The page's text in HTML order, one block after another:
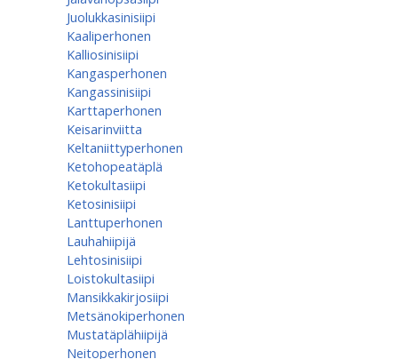
Juolukkasinisiipi
Kaaliperhonen
Kalliosinisiipi
Kangasperhonen
Kangassinisiipi
Karttaperhonen
Keisarinviitta
Keltaniittyperhonen
Ketohopeatäplä
Ketokultasiipi
Ketosinisiipi
Lanttuperhonen
Lauhahiipijä
Lehtosinisiipi
Loistokultasiipi
Mansikkakirjosiipi
Metsänokiperhonen
Mustatäplähiipijä
Neitoperhonen